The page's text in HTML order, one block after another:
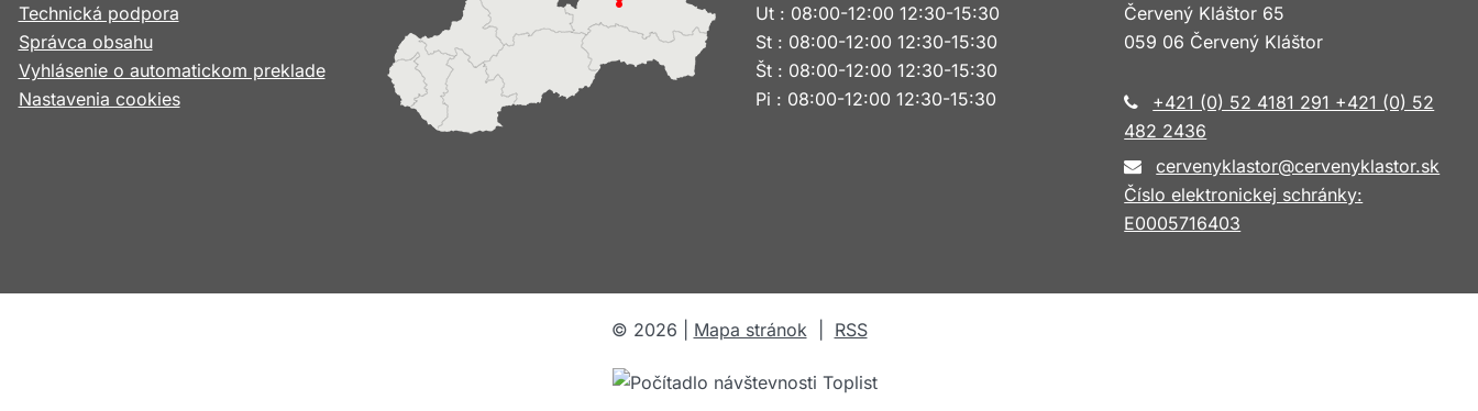
Technická podpora
Správca obsahu
Vyhlásenie o automatickom preklade
Nastavenia cookies
Ut : 08:00-12:00 12:30-15:30
St : 08:00-12:00 12:30-15:30
Št : 08:00-12:00 12:30-15:30
Pi : 08:00-12:00 12:30-15:30
Červený Kláštor 65
059 06 Červený Kláštor
+421 (0) 52 4181 291 +421 (0) 52
482 2436
cervenyklastor@cervenyklastor.sk
Číslo elektronickej schránky:
E0005716403
© 2026 Mapa stránok| RSS